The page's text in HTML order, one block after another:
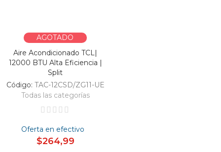
AGOTADO
Aire Acondicionado TCL|
12000 BTU Alta Eficiencia |
Split
Código: TAC-12CSD/ZG11-UE
Todas las categorías
Oferta en efectivo
$264,99